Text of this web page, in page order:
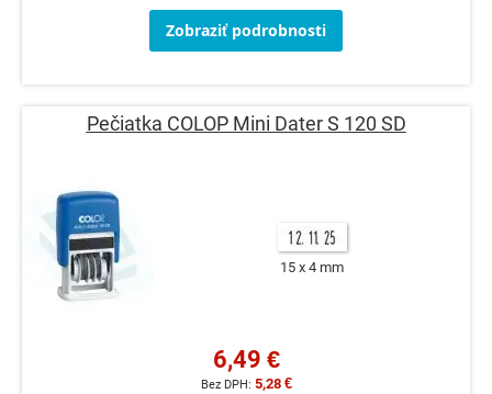
Zobraziť podrobnosti
Pečiatka COLOP Mini Dater S 120 SD
15 x 4 mm
6,49 €
5,28 €